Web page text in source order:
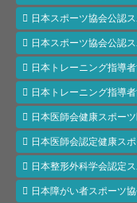
日本スポーツ協会公認
日本スポーツ協会公認
日本トレーニング指導
日本トレーニング指導
日本医師会健康スポー
日本医師会認定健康ス
日本整形外科学会認定
日本障がい者スポーツ